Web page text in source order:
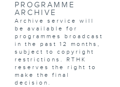
PROGRAMME
ARCHIVE
Archive service will
be available for
programmes broadcast
in the past 12 months,
subject to copyright
restrictions. RTHK
reserves the right to
make the final
decision.